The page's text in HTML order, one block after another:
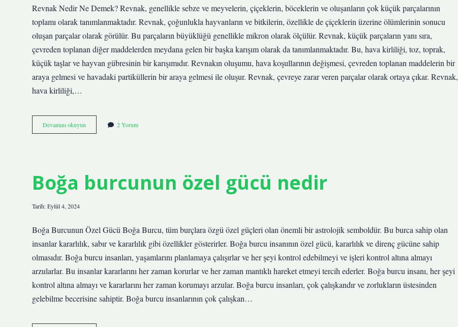
Revnak Nedir Ne Demek? Revnak, genellikle sebze ve meyvelerin, çiçeklerin, böceklerin ve oluşanların çok küçük parçalarının
toplamı olarak tanımlanmaktadır. Revnak, çoğunlukla hayvanların ve bitkilerin, özellikle de çiçeklerin üzerine ölümlerinin sonucu
oluşan parçalar olarak görülür. Bu parçaların büyüklüğü genellikle mikron olarak ölçülür. Revnak, küçük parçaların yanı sıra,
çevreden toplanan diğer maddelerden meydana gelen bir başka karışım olarak da tanımlanmaktadır. Bu, hava kirliliği, toz, toprak,
küçük taşlar ve hayvan gübresinin bir karışımıdır. Revnakın oluşumu, hava koşullarının değişmesi, çevreden toplanan maddelerin bir
araya gelmesi ve havadaki partiküllerin bir araya gelmesi ile oluşur. Revnak, çevreye zarar veren parçalar olarak ortaya çıkar. Revnak,
hava kirliliği,…
Devamını okuyun
nedir
2 Yorum
Boğa burcunun özel gücü nedir
Tarih: Eylül 4, 2024
Boğa Burcunun Özel Gücü Boğa Burcu, tüm burçlara özgü özel güçleri olan önemli bir astrolojik semboldür. Bu burca sahip olan
insanlar kararlılık, sabır ve kararlılık gibi özellikler gösterirler. Boğa burcu insanının özel gücü, kararlılık ve direnç gücüne sahip
olmasıdır. Boğa burcu insanları, yaşamlarını planlamaya çalışırlar ve her şeyi kontrol edebilmeyi ve işleri kontrol altına almayı
arzularlar. Bu insanlar kararlarını her zaman korurlar ve her zaman mantıklı hareket etmeyi tercih ederler. Boğa burcu insanı, her şeyi
kontrol altına almayı ve kararlarını her zaman korumayı arzular. Boğa burcu insanları, çok çalışkandır ve zorlukların üstesinden
gelebilme becerisine sahiptir. Boğa burcu insanlarının çok çalışkan…